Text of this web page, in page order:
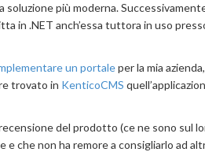
soluzione più moderna.
in .NET anch’essa tuttora in uso
un portaleper la mia
trovato in KenticoCMS
del prodotto (ce ne sono sul
che non ha remore a consigliarlo ad